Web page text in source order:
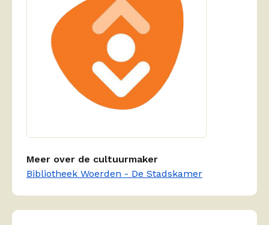
Meer over de cultuurmaker
Bibliotheek Woerden - De Stadskamer